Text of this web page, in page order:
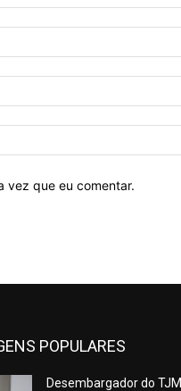
vez que eu comentar.
POPULARES
Desembargador do